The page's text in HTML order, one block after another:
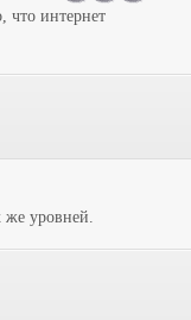
что интернет
же уровней.